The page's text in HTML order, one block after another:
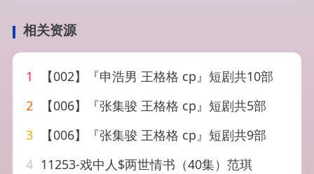
相关资源
1
【002】『申浩男 王格格 cp』短剧共10部
2
【006】『张集骏 王格格 cp』短剧共5部
3
【006】『张集骏 王格格 cp』短剧共9部
4 11253-戏中人$两世情书（40集）范琪